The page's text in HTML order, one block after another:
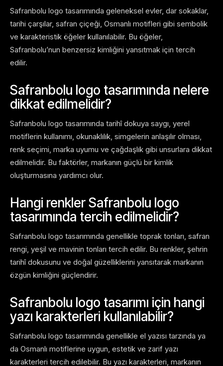
Safranbolu logo tasarımında geleneksel evler, dar sokaklar,
tarihi çarşılar, safran çiçeği, Osmanlı motifleri gibi sembolik
ve karakteristik öğeler kullanılabilir. Bu öğeler,
Safranbolu’nun benzersiz kimliğini yansıtmak için tercih
edilir.
Safranbolu logo tasarımında nelere
dikkat edilmelidir?
Safranbolu logo tasarımında tarihî dokuya saygı, yerel
motiflerin kullanımı, okunaklılık, simgelerin anlaşılır olması,
renk seçimi, marka uyumu ve çağdaşlık gibi unsurlara dikkat
edilmelidir. Bu faktörler, markanın güçlü bir kimlik
oluşturmasına yardımcı olur.
Hangi renkler Safranbolu logo
tasarımında tercih edilmelidir?
Safranbolu logo tasarımında genellikle toprak tonları, safran
rengi, yeşil ve mavinin tonları tercih edilir. Bu renkler, şehrin
tarihî dokusunu ve doğal güzelliklerini yansıtarak markanın
özgün kimliğini güçlendirir.
Safranbolu logo tasarımı için hangi
yazı karakterleri kullanılabilir?
Safranbolu logo tasarımında genellikle el yazısı tarzında ya
da Osmanlı motiflerine uygun, estetik ve zarif yazı
karakterleri tercih edilebilir. Bu yazı karakterleri, markanın